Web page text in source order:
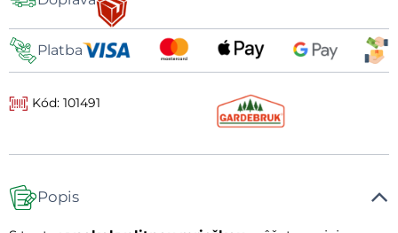
Platba
Kód: 101491
Popis